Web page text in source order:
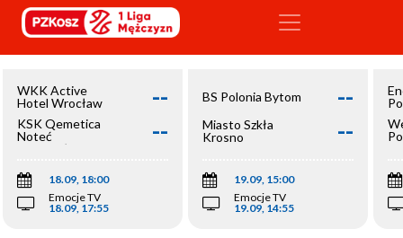
WKK Active
Hotel Wrocław
--
KSK Qemetica
Noteć
Inowrocław
--
18.09, 18:00
Emocje TV
18.09, 17:55
BS Polonia Bytom --
Miasto Szkła
Krosno
--
19.09, 15:00
Emocje TV
19.09, 14:55